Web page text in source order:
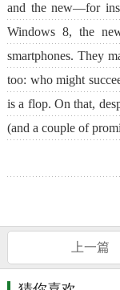
and the new—for
Windows 8, the
smartphones. They
too: who might
is a flop. On that,
(and a couple of
上一篇